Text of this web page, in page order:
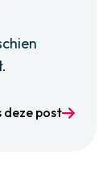
deze post